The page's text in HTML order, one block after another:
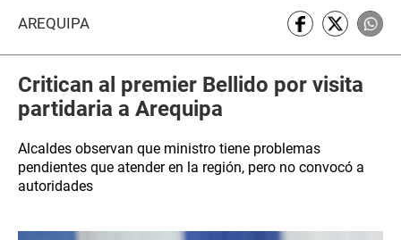
AREQUIPA
Critican al premier Bellido por visita
partidaria a Arequipa
Alcaldes observan que ministro tiene problemas
pendientes que atender en la región, pero no convocó a
autoridades